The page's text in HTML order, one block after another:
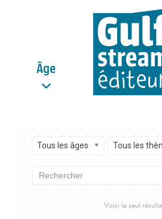
Âge
Tous les âges Tous les
Voici le seul